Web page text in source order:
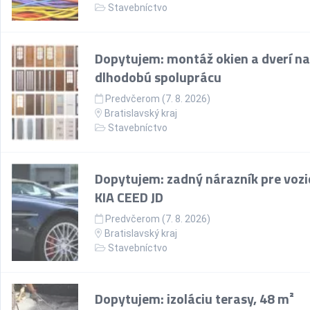
Stavebníctvo
Dopytujem: montáž okien a dverí na
dlhodobú spoluprácu
Predvčerom (7. 8. 2026)
Bratislavský kraj
Stavebníctvo
Dopytujem: zadný nárazník pre
KIA CEED JD
Predvčerom (7. 8. 2026)
Bratislavský kraj
Stavebníctvo
Dopytujem: izoláciu terasy, 48 m²